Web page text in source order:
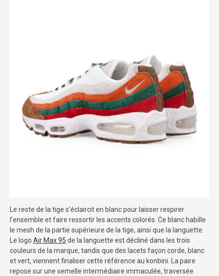
Le reste de la tige s’éclaircit en blanc pour laisser respirer
l’ensemble et faire ressortir les accents colorés. Ce blanc habille
le mesh de la partie supérieure de la tige, ainsi que la languette.
Le logo Air Max 95 de la languette est décliné dans les trois
couleurs de la marque, tandis que des lacets façon corde, blanc
et vert, viennent finaliser cette référence au konbini. La paire
repose sur une semelle intermédiaire immaculée, traversée